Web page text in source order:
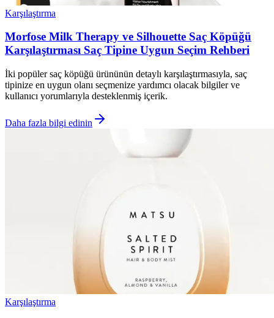
Karşılaştırma
Morfose Milk Therapy ve Silhouette Saç Köpüğü
Karşılaştırması Saç Tipine Uygun Seçim Rehberi
İki popüler saç köpüğü ürününün detaylı karşılaştırmasıyla, saç
tipinize en uygun olanı seçmenize yardımcı olacak bilgiler ve
kullanıcı yorumlarıyla desteklenmiş içerik.
Daha fazla bilgi edinin
Karşılaştırma